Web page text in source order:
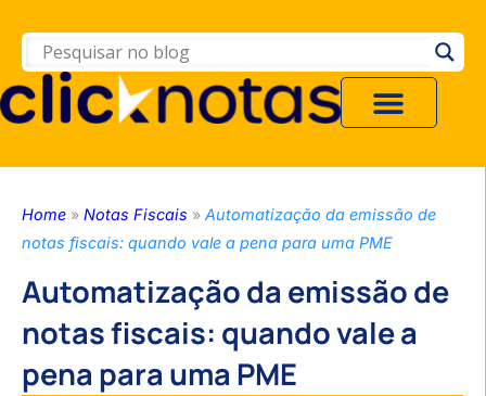
Home » Notas Fiscais » Automatização da emissão de
notas fiscais: quando vale a pena para uma PME
Automatização da emissão de
notas fiscais: quando vale a
pena para uma PME